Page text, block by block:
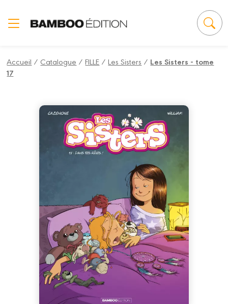
Accueil / Catalogue /FILLE /Les Sisters / Les Sisters - tome
17